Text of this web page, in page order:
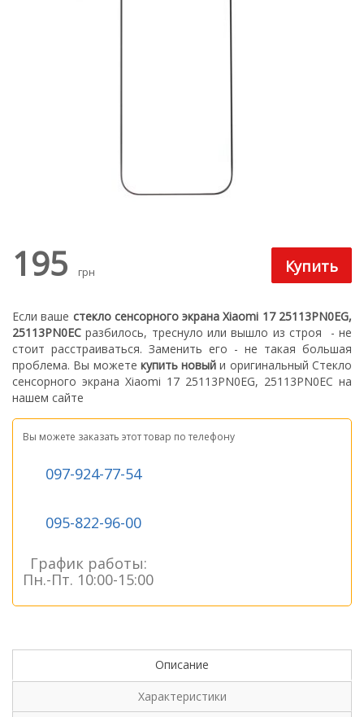
195 грн
Если ваше стекло сенсорного экрана Xiaomi 17 25113PN0EG,
25113PN0ECразбилось, треснуло или вышло из строя - не
стоит расстраиваться. Заменить его - не такая большая
проблема. Вы можете купить новый и оригинальный Стекло
сенсорного экрана Xiaomi 17 25113PN0EG, 25113PN0EC на
нашем сайте
Вы можете заказать этот товар по телефону
097-924-77-54
095-822-96-00
График работы:
Пн.-Пт. 10:00-15:00
Описание
Характеристики